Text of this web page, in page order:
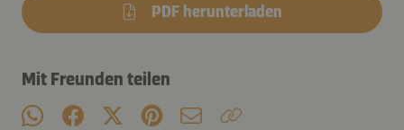
PDF herunterladen
Mit Freunden teilen